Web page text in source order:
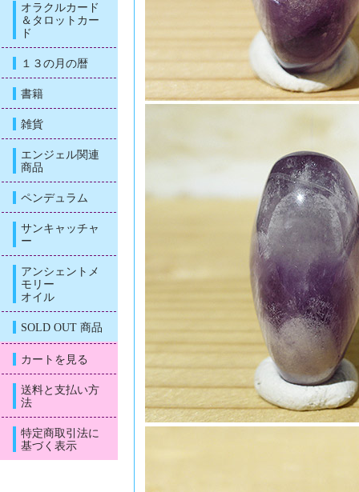
オラクルカード
＆タロットカー
ド
１３の月の暦
書籍
雑貨
エンジェル関連
商品
ペンデュラム
サンキャッチャ
ー
アンシェントメ
モリー
オイル
SOLD OUT 商品
カートを見る
送料と支払い方
法
特定商取引法に
基づく表示